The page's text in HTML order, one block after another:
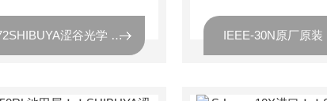
F90-M72SHIBUYA涩谷光学 高清大面积传感器兼容镜头